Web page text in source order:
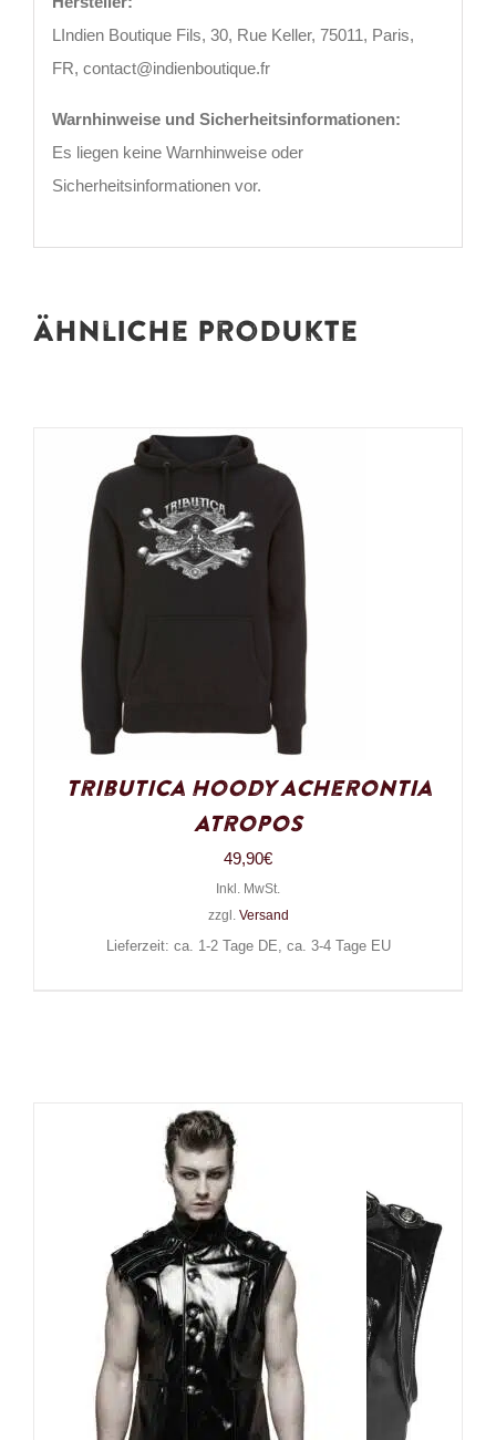
LIndien Boutique Fils, 30, Rue Keller, 75011, Paris,
FR, contact@indienboutique.fr
Warnhinweise und Sicherheitsinformationen:
Es liegen keine Warnhinweise oder
Sicherheitsinformationen vor.
Ähnliche Produkte
Tributica Hoody Acherontia
Atropos
49,90€
Inkl. MwSt.
zzgl. Versand
Lieferzeit: ca. 1-2 Tage DE, ca. 3-4 Tage EU